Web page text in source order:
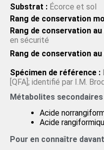
Substrat : Écorce et sol
Rang de conservation
Rang de conservation au
en sécurité
Rang de conservation au
Spécimen de référence :
[QFA]; identifié par I.M.
Métabolites
Acide
Acide
Pour en connaître